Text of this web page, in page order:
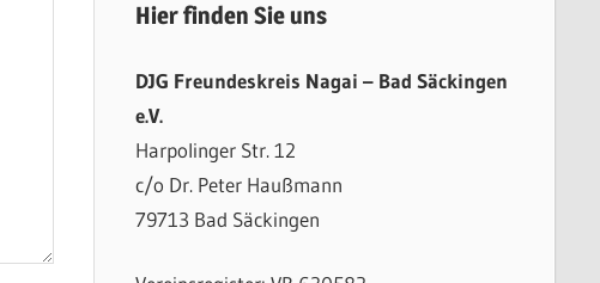
Hier finden Sie uns
DJG Freundeskreis Nagai – Bad Säckingen
e.V.
Harpolinger Str. 12
c/o Dr. Peter Haußmann
79713 Bad Säckingen